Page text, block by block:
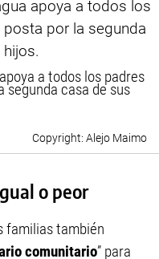
a todos los padres
segunda casa de sus
Alejo Maimo
o peor
familias también
comunitario” para